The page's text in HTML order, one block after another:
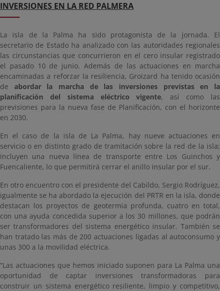
INVERSIONES EN LA RED PALMERA
La isla de la Palma ha sido protagonista de la jornada. El
secretario de Estado ha analizado con las autoridades regionales
las circunstancias que concurrieron en el cero insular registrado
el pasado 10 de junio. Además de las actuaciones en marcha
encaminadas a reforzar la resiliencia, Groizard ha tenido ocasión
de abordar la marcha de las inversiones previstas en la
planificación del sistema eléctrico vigente, así como las
previsiones para la nueva fase de Planificación, con el horizonte
en 2030.
En el caso de la isla de La Palma, hay nueve actuaciones en
servicio o en distinto grado de tramitación sobre la red de la isla;
incluyen una nueva línea de transporte entre Los Guinchos y
Fuencaliente, lo que permitirá cerrar el anillo insular por el sur.
En otro encuentro con el presidente del Cabildo, Sergio Rodríguez,
igualmente se ha abordado la ejecución del PRTR en la isla, donde
destacan los proyectos de geotermia profunda, cuatro en total,
con una ayuda concedida superior a los 30 millones, que podrán
ser transformadores del sistema energético insular. También se
han tratado las más de 200 actuaciones ligadas al autoconsumo y
unas 300 a la movilidad eléctrica.
“Las actuaciones que hemos iniciado suponen para La Palma una
oportunidad de captar inversiones transformadoras para
construir un sistema energético resiliente, limpio y competitivo,